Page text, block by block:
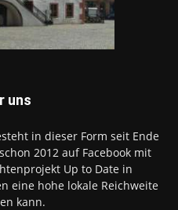
uns
in dieser Form seit Ende
2012 auf Facebook mit
Up to Date in
eine hohe lokale Reichweite
kann.